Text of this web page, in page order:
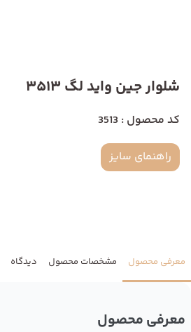
شلوار جین واید لگ 3513
کد محصول : 3513
راهنمای سایز
معرفی محصول مشخصات محصول دیدگاه
معرفی محصول